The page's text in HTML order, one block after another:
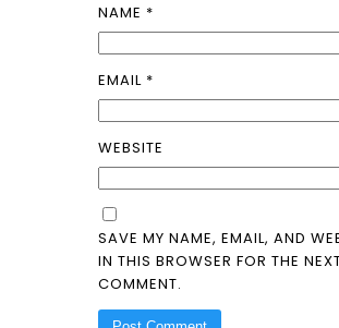
NAME *
EMAIL *
WEBSITE
SAVE MY NAME, EMAIL, AND
IN THIS BROWSER FOR THE
COMMENT.